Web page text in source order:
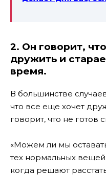
2. Он говорит,
дружить и
время.
В большинстве
что все еще хочет
говорит, что не готов
«Можем ли мы
тех нормальных
когда решают